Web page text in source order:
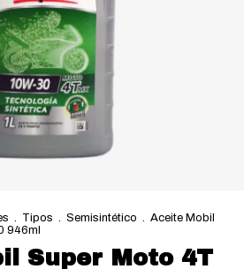
. Tipos . Semisintético . Aceite Mobil
946ml
Super Moto 4T